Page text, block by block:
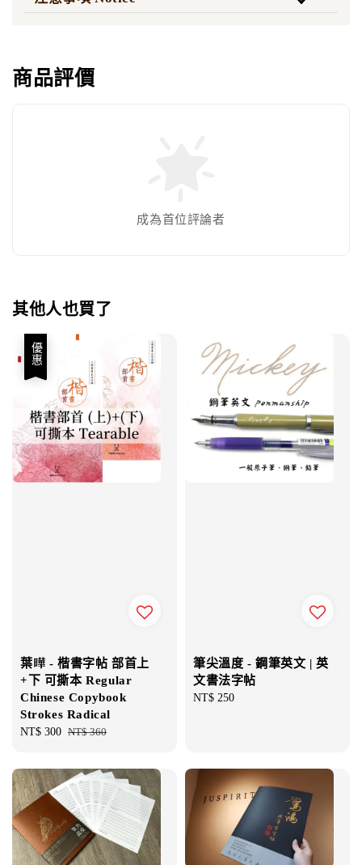
商品評價
成為首位評論者
其他人也買了
優惠
葉曄 - 楷書字帖 部首上
+下 可撕本 Regular
Chinese Copybook
Strokes Radical
Sale
NT$ 300 Regular
NT$ 360
筆尖溫度 - 鋼筆英文 | 英
文書法字帖
Regular
NT$ 250